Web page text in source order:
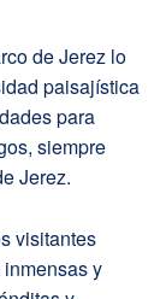
de Jerez lo
paisajística
para
siempre
Jerez.
visitantes
y